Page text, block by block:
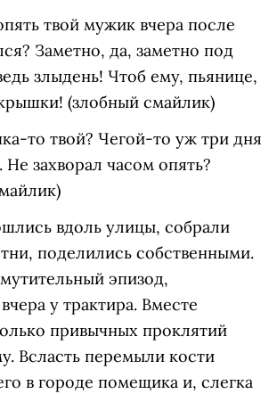
твой мужик вчера после
Заметно, да, заметно под
злыдень! Чтоб ему, пьянице,
(злобный смайлик)
то твой? Чегой-то уж три дня
Не захворал часом опять?
вдоль улицы, собрали
поделились собственными.
эпизод,
у трактира. Вместе
привычных проклятий
Всласть перемыли кости
в городе помещика и, слегка